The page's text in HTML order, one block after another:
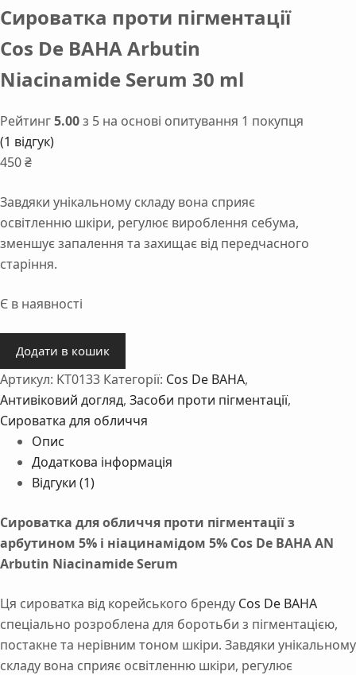
Сироватка проти пігментації
Cos De BAHA Arbutin
Niacinamide Serum 30 ml
Рейтинг5.00з 5 на основі опитування 1 покупця
(1 відгук)
450₴
Завдяки унікальному складу вона сприяє
освітленню шкіри, регулює вироблення себума,
зменшує запалення та захищає від передчасного
старіння.
Є в наявності
проти
пігментації
Cos
De
BAHA
Arbutin
Niacinamide
ml
кількість
Додати в кошик
Артикул: KT0133 Категорії: Cos De BAHA,
Антивіковий догляд, Засоби проти пігментації,
Сироватка для обличчя
Опис
Додаткова інформація
Відгуки (1)
Сироватка для обличчя проти пігментації з
арбутином 5% і ніацинамідом 5% Cos De BAHA AN
Arbutin Niacinamide Serum
Ця сироватка від корейського бренду Cos De BAHA
спеціально розроблена для боротьби з пігментацією,
постакне та нерівним тоном шкіри. Завдяки унікальному
складу вона сприяє освітленню шкіри, регулює